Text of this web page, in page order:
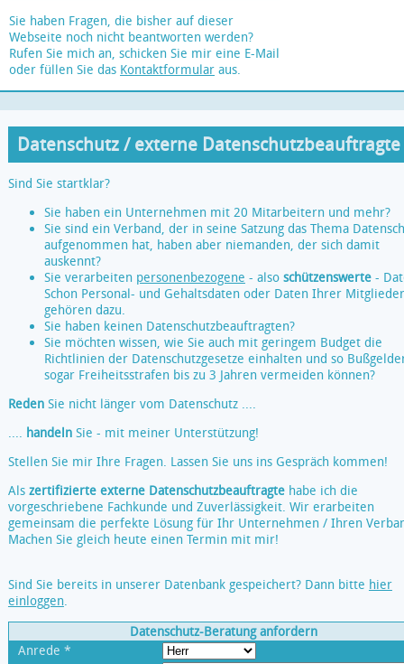
Sie haben Fragen, die bisher auf dieser
Webseite noch nicht beantworten werden?
Rufen Sie mich an, schicken Sie mir eine E-Mail
oder füllen Sie das Kontaktformular aus.
Datenschutz / externe Datenschutzbeauftragte
Sind Sie startklar?
Sie haben ein Unternehmen mit 20 Mitarbeitern und mehr?
Sie sind ein Verband, der in seine Satzung das Thema
aufgenommen hat, haben aber niemanden, der sich damit
auskennt?
Sie verarbeiten personenbezogene - also schützenswerte-
Schon Personal- und Gehaltsdaten oder Daten Ihrer Mitglieder
gehören dazu.
Sie haben keinen Datenschutzbeauftragten?
Sie möchten wissen, wie Sie auch mit geringem Budget die
Richtlinien der Datenschutzgesetze einhalten und so
sogar Freiheitsstrafen bis zu 3 Jahren vermeiden können?
Reden Sie nicht länger vom Datenschutz ....
.... handeln Sie - mit meiner Unterstützung!
Stellen Sie mir Ihre Fragen. Lassen Sie uns ins Gespräch kommen!
Als zertifizierte externe Datenschutzbeauftragtehabe ich die
vorgeschriebene Fachkunde und Zuverlässigkeit. Wir erarbeiten
gemeinsam die perfekte Lösung für Ihr Unternehmen / Ihren
Machen Sie gleich heute einen Termin mit mir!
Sind Sie bereits in unserer Datenbank gespeichert? Dann bitte hier
einloggen.
Datenschutz-Beratung anfordern
Anrede *